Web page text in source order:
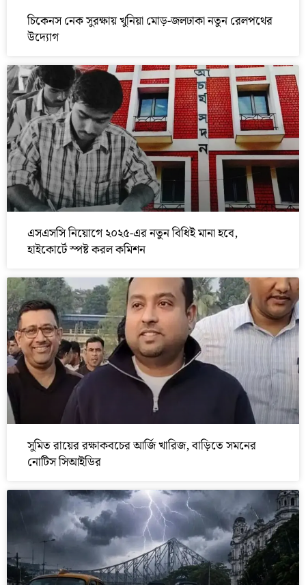
চিকেনস নেক সুরক্ষায় খুনিয়া মোড়-জলঢাকা নতুন রেলপথের
উদ্যোগ
এসএসসি নিয়োগে ২০২৫-এর নতুন বিধিই মানা হবে,
হাইকোর্টে স্পষ্ট করল কমিশন
সুমিত রায়ের রক্ষাকবচের আর্জি খারিজ, বাড়িতে সমনের
নোটিস সিআইডির